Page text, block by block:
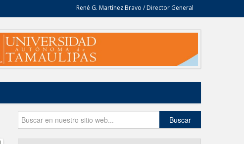
René G. Martínez Bravo / Director General
Buscar